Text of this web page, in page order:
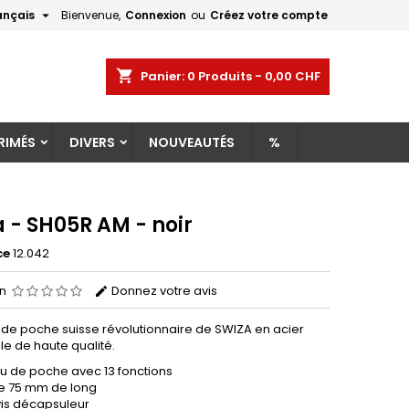
Bienvenue, Connexion ou Créez votre compte

shopping_cart Panier: 0 Produits - 0,00 CHF
DIVERS NOUVEAUTÉS %
- SH05R AM - noir
12.042
Donnez votre avis
poche suisse révolutionnaire de SWIZA en acier
de haute qualité.
de poche avec 13 fonctions
75 mm de long
décapsuleur